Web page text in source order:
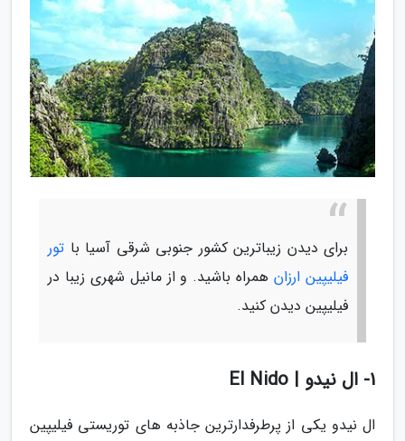
برای دیدن زیباترین کشور جنوبی شرقی آسیا با تور
فیلیپین ارزانهمراه باشید. و از مانیل شهری زیبا در
فیلیپین دیدن کنید.
1- ال نیدو | El Nido
ال نیدو یکی از پرطرفدارترین جاذبه های توریستی فیلیپین